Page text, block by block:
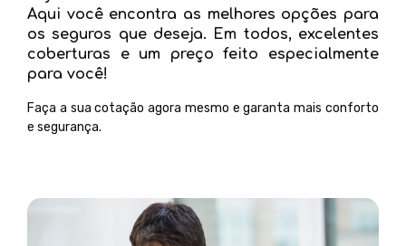
Aqui você encontra as melhores opções para
os seguros que deseja. Em todos, excelentes
coberturas e um preço feito especialmente
para você!
Faça a sua cotação agora mesmo e garanta mais conforto
e segurança.